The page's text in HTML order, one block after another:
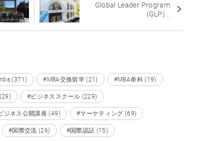
Global Leader Program
(GLP)...
(371) #MBA交換留学 (21) #MBA単科 (19)
#ビジネススクール (229)
ジネス公開講座 (49) #マーケティング (69)
#国際交流 (26) #国際認証 (15)